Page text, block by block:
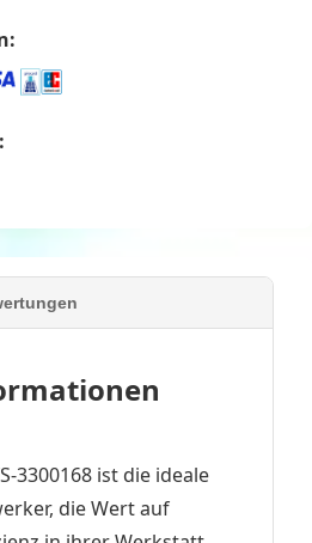
3300168 ist die ideale
die Wert auf